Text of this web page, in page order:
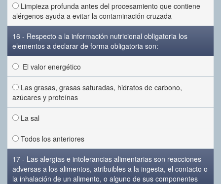
Limpieza profunda antes del procesamiento que contiene
alérgenos ayuda a evitar la contaminación cruzada
16 - Respecto a la información nutricional obligatoria los
elementos a declarar de forma obligatoria son:
El valor energético
Las grasas, grasas saturadas, hidratos de carbono,
azúcares y proteínas
La sal
Todos los anteriores
17 - Las alergias e intolerancias alimentarias son reacciones
adversas a los alimentos, atribuibles a la ingesta, el contacto o
la inhalación de un alimento, o alguno de sus componentes